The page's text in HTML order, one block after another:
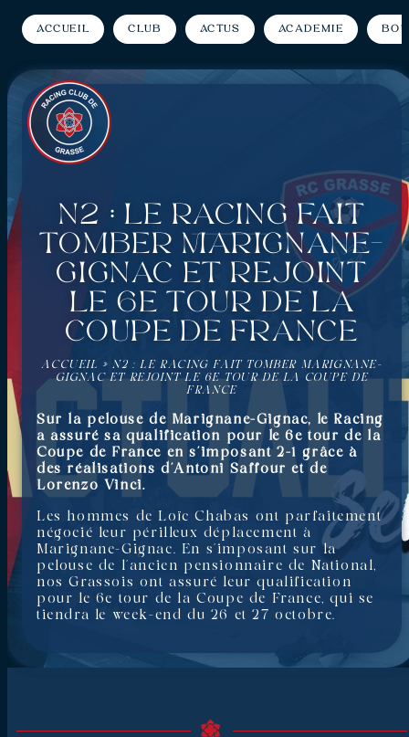
Accueil Club Actus Académie
N2 : Le Racing fait
tomber Marignane-
Gignac et rejoint
le 6e tour de la
Coupe de France
ACCUEIL »N2 : LE RACING FAIT TOMBER MARIGNANE-
GIGNAC ET REJOINT LE 6E TOUR DE LA COUPE DE
FRANCE
Sur la pelouse de Marignane-Gignac, le Racing
a assuré sa qualification pour le 6e tour de la
Coupe de France en s’imposant 2-1 grâce à
des réalisations d’Antoni Saffour et de
Lorenzo Vinci.
Les hommes de Loïc Chabas ont parfaitement
négocié leur périlleux déplacement à
Marignane-Gignac. En s’imposant sur la
pelouse de l’ancien pensionnaire de National,
nos Grassois ont assuré leur qualification
pour le 6e tour de la Coupe de France, qui se
tiendra le week-end du 26 et 27 octobre.